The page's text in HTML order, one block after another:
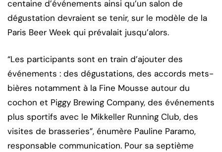
centaine d’événements ainsi qu’un salon de
dégustation devraient se tenir, sur le modèle de la
Paris Beer Week qui prévalait jusqu’alors.
“Les participants sont en train d’ajouter des
événements : des dégustations, des accords mets-
bières notamment à la Fine Mousse autour du
cochon et Piggy Brewing Company, des événements
plus sportifs avec le Mikkeller Running Club, des
visites de brasseries”, énumère Pauline Paramo,
responsable communication. Pour sa septième